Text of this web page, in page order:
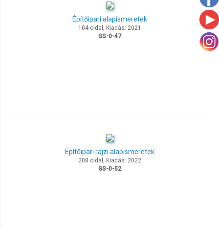
Építőipari alapismeretek
104 oldal, Kiadás: 2021
GS-0-47
Építőipari rajzi alapismeretek
208 oldal, Kiadás: 2022
GS-0-52